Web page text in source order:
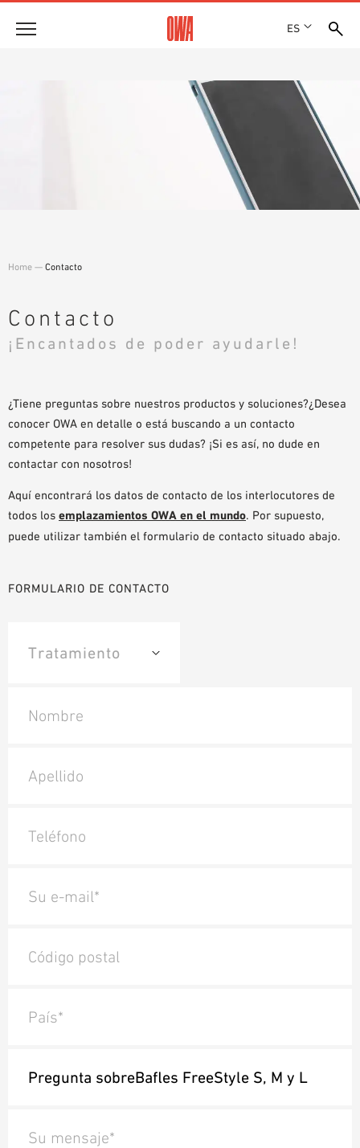
ES
DESCARGAS
DECLARACIÓN DE PRESTACIONES (DOP)
BIBLIOTECA BIM/REVIT
VÍDEOS
PEDIDO DE MUESTRAS
Home — Contacto
Contacto
¡Encantados de poder ayudarle!
¿Tiene preguntas sobre nuestros productos y soluciones?¿Desea
conocer OWA en detalle o está buscando a un contacto
competente para resolver sus dudas? ¡Si es así, no dude en
contactar con nosotros!
Aquí encontrará los datos de contacto de los interlocutores de
todos los emplazamientos OWA en el mundo. Por supuesto,
puede utilizar también el formulario de contacto situado abajo.
FORMULARIO DE CONTACTO
Nombre
Apellido
Teléfono
Su e-mail*
Código postal
País*
Su mensaje*